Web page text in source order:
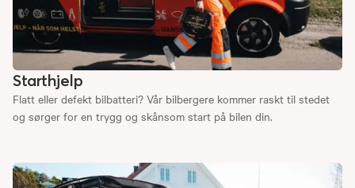
Starthjelp
Flatt eller defekt bilbatteri? Vår bilbergere kommer raskt til stedet
og sørger for en trygg og skånsom start på bilen din.